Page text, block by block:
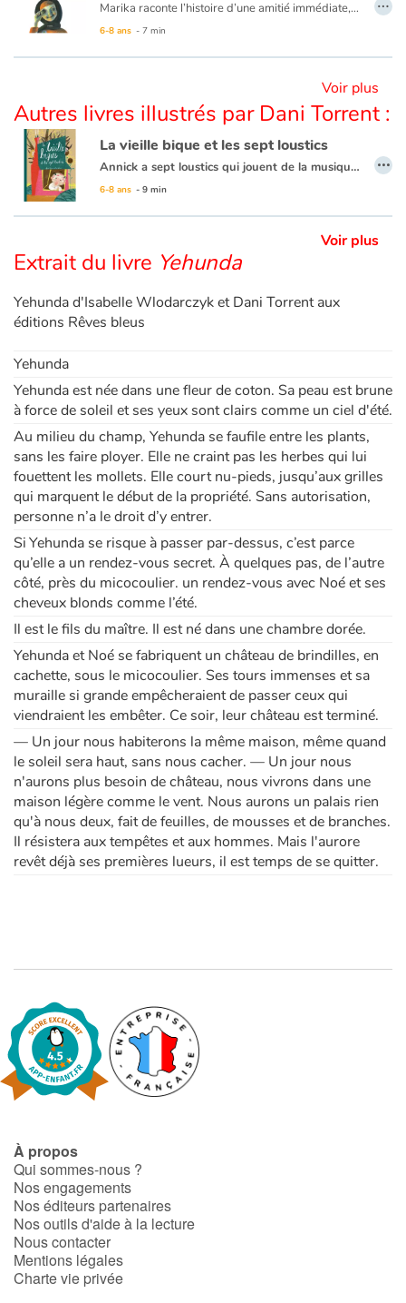
Nos listes de lecture
Les plus lus
Coups de coeur
Marika raconte l’histoire d’une amitié immédiate, totale, sans frontière aucune. Aucune ? Les lois des adultes vont jouer un mauvais tour à ces deux fillettes qui croient malgré tout en la force d’une promesse. Un album qui fait référence à l’actualité, un récit engagé.
6-8 ans - 7 min
Voir plus
Autres livres illustrés par Dani Torrent :
La vieille bique et les sept loustics
Annick a sept loustics qui jouent de la musique. Mais pour leur voisine Monique, il y a un hic ! Une version détournée du « Loup et des sept chevreaux ».
6-8 ans - 9 min
…
Voir plus
Extrait du livre Yehunda
Yehunda d'Isabelle Wlodarczyk et Dani Torrent aux
éditions Rêves bleus
Yehunda
Yehunda est née dans une fleur de coton. Sa peau est brune
à force de soleil et ses yeux sont clairs comme un ciel d'été.
Au milieu du champ, Yehunda se faufile entre les plants,
sans les faire ployer. Elle ne craint pas les herbes qui lui
fouettent les mollets. Elle court nu-pieds, jusqu’aux grilles
qui marquent le début de la propriété. Sans autorisation,
personne n’a le droit d’y entrer.
Si Yehunda se risque à passer par-dessus, c’est parce
qu’elle a un rendez-vous secret. À quelques pas, de l’autre
côté, près du micocoulier. un rendez-vous avec Noé et ses
cheveux blonds comme l’été.
Il est le fils du maître. Il est né dans une chambre dorée.
Yehunda et Noé se fabriquent un château de brindilles, en
cachette, sous le micocoulier. Ses tours immenses et sa
muraille si grande empêcheraient de passer ceux qui
viendraient les embêter. Ce soir, leur château est terminé.
— Un jour nous habiterons la même maison, même quand
le soleil sera haut, sans nous cacher. — Un jour nous
n'aurons plus besoin de château, nous vivrons dans une
maison légère comme le vent. Nous aurons un palais rien
qu'à nous deux, fait de feuilles, de mousses et de branches.
Il résistera aux tempêtes et aux hommes. Mais l'aurore
revêt déjà ses premières lueurs, il est temps de se quitter.
À propos
Qui sommes-nous ?
Nos engagements
Nos éditeurs partenaires
Nos outils d'aide à la lecture
Nous contacter
Mentions légales
Charte vie privée